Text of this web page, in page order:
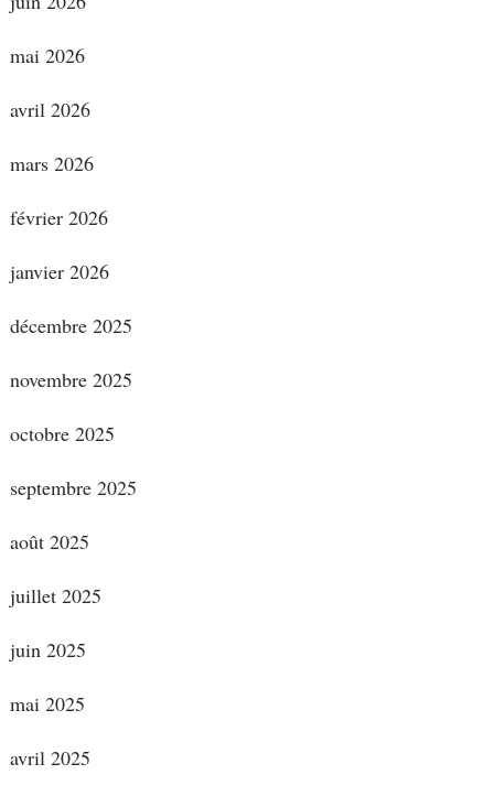
mai 2026
avril 2026
mars 2026
février 2026
janvier 2026
décembre 2025
novembre 2025
octobre 2025
septembre 2025
août 2025
juillet 2025
juin 2025
mai 2025
avril 2025